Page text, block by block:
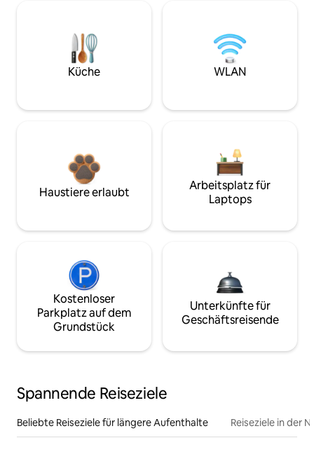
Küche WLAN
Haustiere erlaubt
Arbeitsplatz für
Laptops
Kostenloser
Parkplatz auf dem
Grundstück
Unterkünfte für
Geschäftsreisende
Spannende Reiseziele
Beliebte Reiseziele für längere Aufenthalte Reiseziele in der